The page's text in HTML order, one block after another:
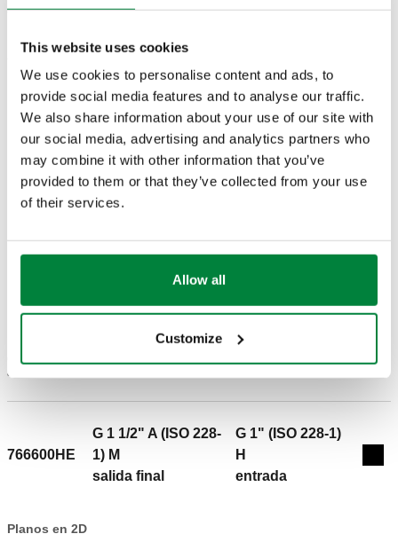
This website uses cookies
We use cookies to personalise content and ads, to
provide social media features and to analyse our traffic.
We also share information about your use of our site with
our social media, advertising and analytics partners who
may combine it with other information that you’ve
provided to them or that they’ve collected from your use
of their services.
Allow all
Customize
Caudal con altura disponible 4 m.c.a.:2,1 m³/h
Alimentación: 230 V AC
Rango de ajuste de temperatura:25–50 °C
Rango de temperatura del fluido: 5–90 °C
Presión máxima de trabajo :10 bar
CERTIFICACIONES
PLANOS Y ESPECIFICACIONES
Código de
artículo
Conexión lado caldera
Conexión lado
Actions
766600HE
G 1 1/2" A (ISO 228-
1) M
salida final
G 1" (ISO 228-1)
H
entrada
Planos en 2D